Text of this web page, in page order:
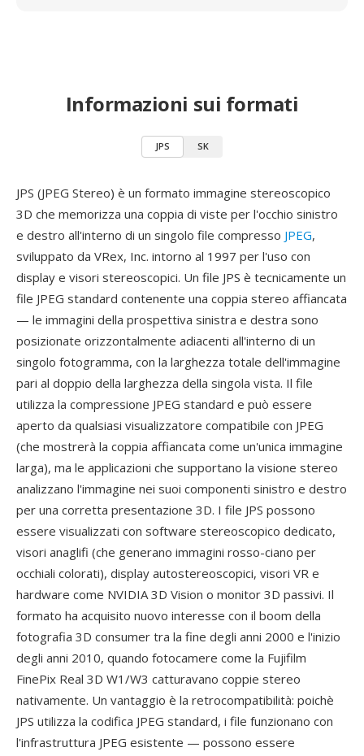
Informazioni sui formati
JPS SK
JPS (JPEG Stereo) è un formato immagine stereoscopico
3D che memorizza una coppia di viste per l'occhio sinistro
e destro all'interno di un singolo file compresso JPEG,
sviluppato da VRex, Inc. intorno al 1997 per l'uso con
display e visori stereoscopici. Un file JPS è tecnicamente un
file JPEG standard contenente una coppia stereo affiancata
— le immagini della prospettiva sinistra e destra sono
posizionate orizzontalmente adiacenti all'interno di un
singolo fotogramma, con la larghezza totale dell'immagine
pari al doppio della larghezza della singola vista. Il file
utilizza la compressione JPEG standard e può essere
aperto da qualsiasi visualizzatore compatibile con JPEG
(che mostrerà la coppia affiancata come un'unica immagine
larga), ma le applicazioni che supportano la visione stereo
analizzano l'immagine nei suoi componenti sinistro e destro
per una corretta presentazione 3D. I file JPS possono
essere visualizzati con software stereoscopico dedicato,
visori anaglifi (che generano immagini rosso-ciano per
occhiali colorati), display autostereoscopici, visori VR e
hardware come NVIDIA 3D Vision o monitor 3D passivi. Il
formato ha acquisito nuovo interesse con il boom della
fotografia 3D consumer tra la fine degli anni 2000 e l'inizio
degli anni 2010, quando fotocamere come la Fujifilm
FinePix Real 3D W1/W3 catturavano coppie stereo
nativamente. Un vantaggio è la retrocompatibilità: poichè
JPS utilizza la codifica JPEG standard, i file funzionano con
l'infrastruttura JPEG esistente — possono essere